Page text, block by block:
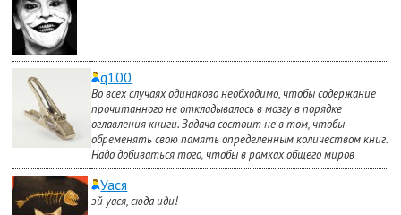
q100
Во всех случаях одинаково необходимо, чтобы содержание
прочитанного не откладывалось в мозгу в порядке
оглавления книги. Задача состоит не в том, чтобы
обременять свою память определенным количеством книг.
Надо добиваться того, чтобы в рамках общего миров
Уася
эй уася, сюда иди!